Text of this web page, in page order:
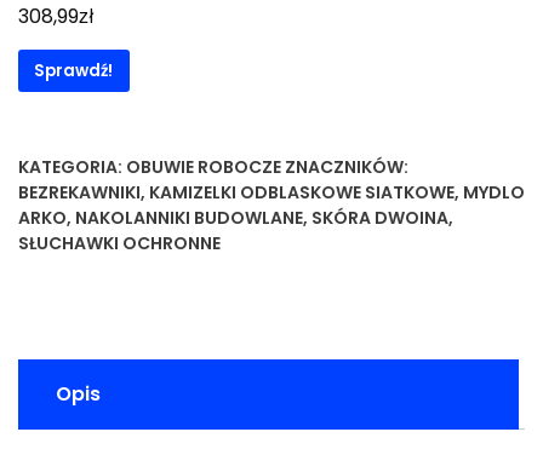
308,99zł
Sprawdź!
KATEGORIA: OBUWIE ROBOCZE ZNACZNIKÓW:
BEZREKAWNIKI, KAMIZELKI ODBLASKOWE SIATKOWE, MYDLO
ARKO, NAKOLANNIKI BUDOWLANE, SKÓRA DWOINA,
SŁUCHAWKI OCHRONNE
Opis